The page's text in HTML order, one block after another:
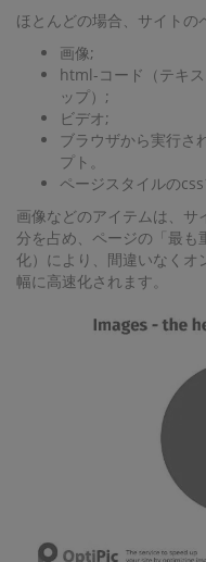
ほとんどの場合、サイトの
画像;
html-コード（テキ
ップ）;
ビデオ;
ブラウザから実行さ
プト。
ページスタイルのcss
画像などのアイテムは、
分を占め、ページの「最も
化）により、間違いなくオ
幅に高速化されます。